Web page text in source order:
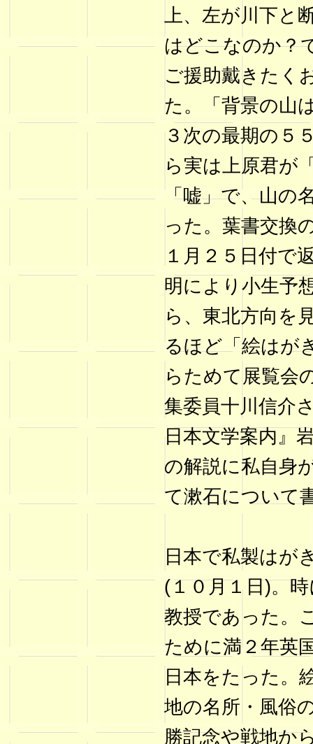
上、左が川下と
はどこなのか？
ご援助戴きたく
た。「背景の山
３次の最期の５
ら実は上原君が
「嘘」で、山
った。葉書交換
１月２５日付で
明により小生予
ら、東北方向を
るほど「絵はが
らためて展覧会
集委員十川信介
日本文学案内』
の解説に私自身
て漱石について
日本で私製はが
(１０月１日)。
教授であった。
ために満２年英
日本をたった。
地の名所・風俗
勝記念や戦地か